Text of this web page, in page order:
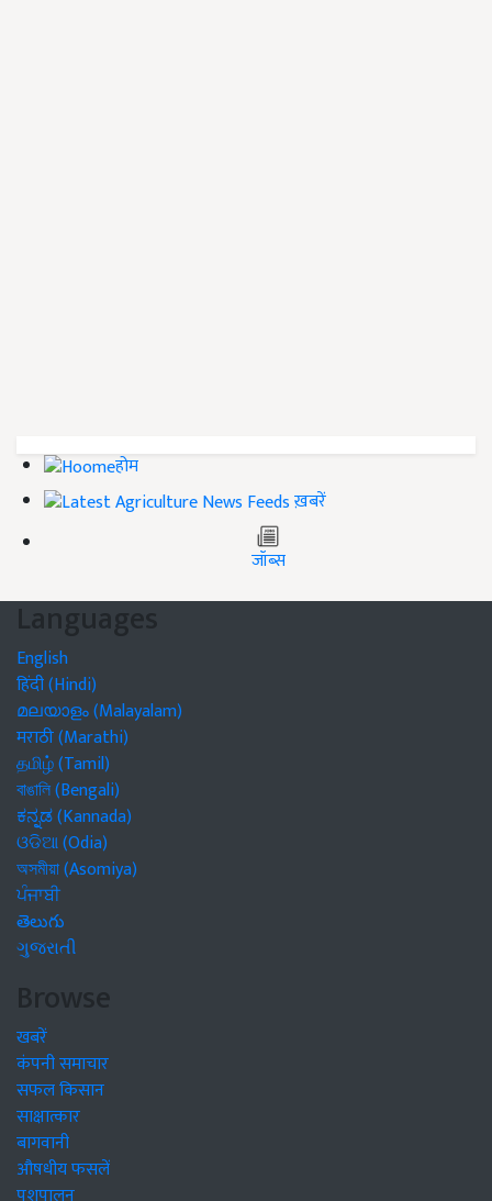
होम
ख़बरें
जॉब्स
Languages
English
हिंदी (Hindi)
മലയാളം (Malayalam)
मराठी (Marathi)
தமிழ் (Tamil)
বাঙালি (Bengali)
ಕನ್ನಡ (Kannada)
ଓଡିଆ (Odia)
অসমীয়া (Asomiya)
ਪੰਜਾਬੀ
తెలుగు
ગુજરાતી
Browse
खबरें
कंपनी समाचार
सफल किसान
साक्षात्कार
बागवानी
औषधीय फसलें